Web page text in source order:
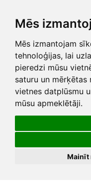
Mēs
Mēs izmantojam
tehnoloģijas, lai
pieredzi mūsu
saturu un mērķētas
vietnes datplūsmu
mūsu apmeklētāji.
Mainīt